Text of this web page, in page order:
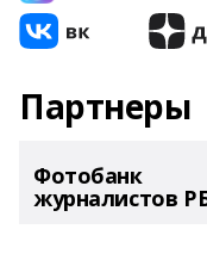
Партнеры
Фотобанк
журналистов